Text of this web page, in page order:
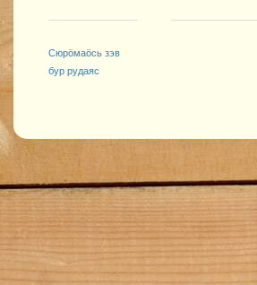
Сюрӧмаӧсь зэв
бур рудаяс